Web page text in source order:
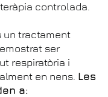
controlada.
un tractament
ser
respiratòria i
en nens. Les
a: